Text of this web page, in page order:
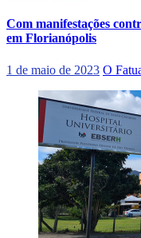
Com manifestações
em Florianópolis
1 de maio de 2023 O